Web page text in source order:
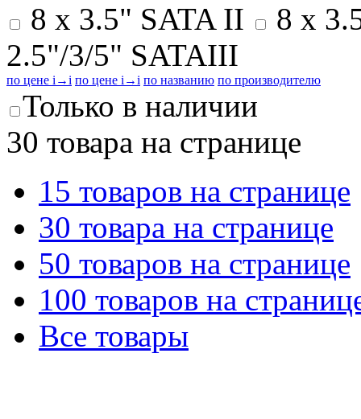
8 x 3.5" SATA II
8 x
2.5"/3/5" SATAIII
по цене i →i по цене i →i по названию по производителю
Только в наличии
30 товара на странице
15 товаров на странице
30 товара на странице
50 товаров на странице
100 товаров на
Все товары